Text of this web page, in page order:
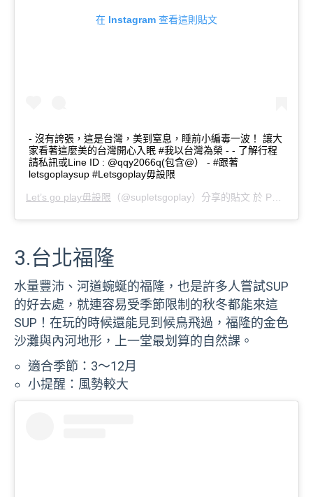
在 Instagram 查看這則貼文
- 沒有誇張，這是台灣，美到窒息，睡前小編毒一波！ 讓大
家看著這麼美的台灣開心入眠 #我以台灣為榮 - - 了解行程
請私訊或Line ID : @qqy2066q(包含@） - #跟著
letsgoplaysup #Letsgoplay毋設限
Let’s go play毋設限 （@supletsgoplay）分享的貼文 於 PDT 2019 年 7月 月 25 日 上午 8:45
3.台北福隆
水量豐沛、河道蜿蜒的福隆，也是許多人嘗試SUP
的好去處，就連容易受季節限制的秋冬都能來這
SUP！在玩的時候還能見到候鳥飛過，福隆的金色
沙灘與內河地形，上一堂最划算的自然課。
適合季節：3～12月
小提醒：風勢較大